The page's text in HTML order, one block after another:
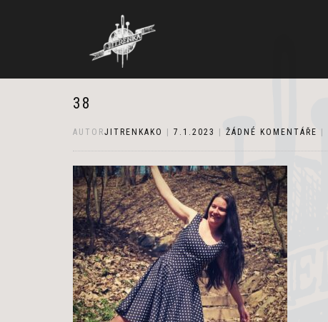
38
AUTORJITRENKAKO 7.1.2023 ŽÁDNÉ KOMENTÁŘE